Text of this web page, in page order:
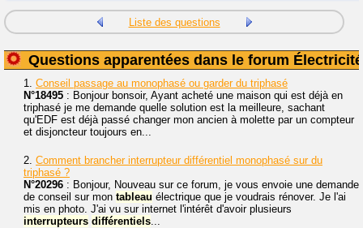
Liste des questions
Questions apparentées dans le forum Électricité
1. Conseil passage au monophasé ou garder du triphasé
N°18495 : Bonjour bonsoir, Ayant acheté une maison qui est déjà en
triphasé je me demande quelle solution est la meilleure, sachant
qu'EDF est déjà passé changer mon ancien à molette par un compteur
et disjoncteur toujours en...
2. Comment brancher interrupteur différentiel monophasé sur du
triphasé ?
N°20296 : Bonjour, Nouveau sur ce forum, je vous envoie une demande
de conseil sur mon tableau électrique que je voudrais rénover. Je l'ai
mis en photo. J'ai vu sur internet l'intérêt d'avoir plusieurs
interrupteurs différentiels